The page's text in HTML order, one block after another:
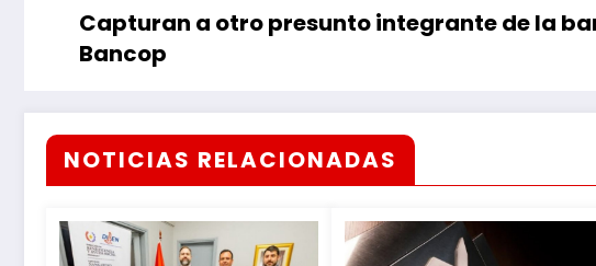
Capturan a otro presunto integrante de la
Bancop
NOTICIAS RELACIONADAS